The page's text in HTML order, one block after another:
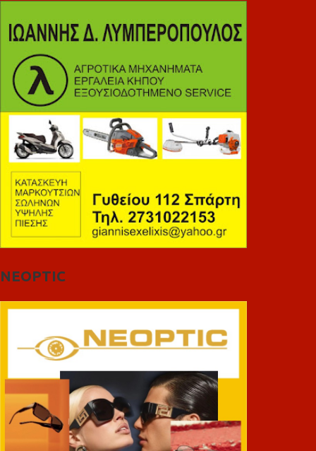
NEOPTIC